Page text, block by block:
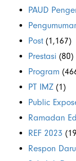
PAUD
Post (1,167)
Prestasi (80)
Program
PT IMZ (1)
Public
Ramadan
REF 2023
Respon